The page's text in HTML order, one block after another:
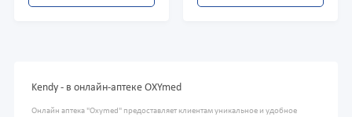
Kendy - в онлайн-аптеке OXYmed
Онлайн аптека "Oxymed" предоставляет клиентам уникальное и удобное